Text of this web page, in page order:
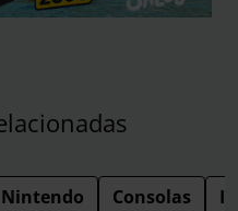
Nintendo Consolas